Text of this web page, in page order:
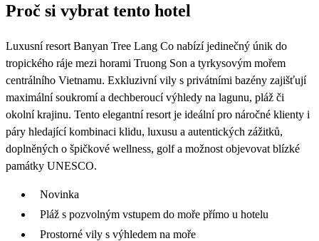
Proč si vybrat tento hotel
Luxusní resort Banyan Tree Lang Co nabízí jedinečný únik do
tropického ráje mezi horami Truong Son a tyrkysovým mořem
centrálního Vietnamu. Exkluzivní vily s privátními bazény zajišťují
maximální soukromí a dechberoucí výhledy na lagunu, pláž či
okolní krajinu. Tento elegantní resort je ideální pro náročné klienty i
páry hledající kombinaci klidu, luxusu a autentických zážitků,
doplněných o špičkové wellness, golf a možnost objevovat blízké
památky UNESCO.
Novinka
Pláž s pozvolným vstupem do moře přímo u hotelu
Prostorné vily s výhledem na moře